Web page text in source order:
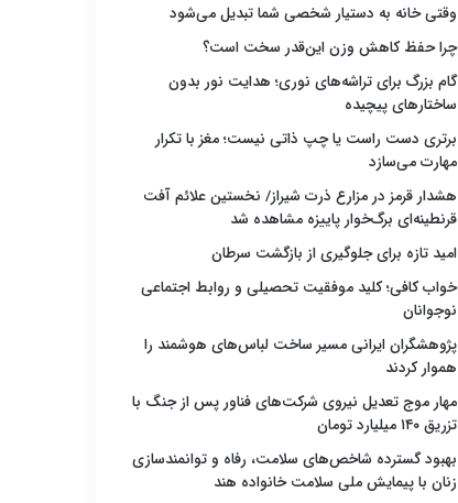
وقتی خانه به دستیار شخصی شما تبدیل می‌شود
چرا حفظ کاهش وزن این‌قدر سخت است؟
گام بزرگ برای تراشه‌های نوری؛ هدایت نور بدون
ساختارهای پیچیده
برتری دست راست یا چپ ذاتی نیست؛ مغز با تکرار
مهارت می‌سازد
هشدار قرمز در مزارع ذرت شیراز/ نخستین علائم آفت
قرنطینه‌ای برگ‌خوار پاییزه مشاهده شد
امید تازه برای جلوگیری از بازگشت سرطان
خواب کافی؛ کلید موفقیت تحصیلی و روابط اجتماعی
نوجوانان
پژوهشگران ایرانی مسیر ساخت لباس‌های هوشمند را
هموار کردند
مهار موج تعدیل نیروی شرکت‌های فناور پس از جنگ با
تزریق ۱۴۰ میلیارد تومان
بهبود گسترده شاخص‌های سلامت، رفاه و توانمندسازی
زنان با پیمایش ملی سلامت خانواده هند